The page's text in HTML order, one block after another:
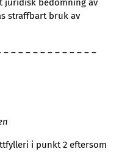
juridisk bedömning av
straffbart bruk av
– – – – – – – – – – – –
i punkt 2 eftersom